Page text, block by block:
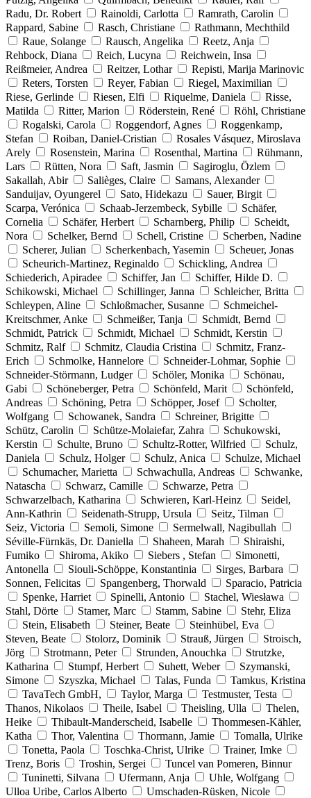
Radu, Dr. Robert
Rainoldi, Carlotta
Ramrath, Carolin
Rappard, Sabine
Rasch, Christiane
Rathmann, Mechthild
Raue, Solange
Rausch, Angelika
Reetz, Anja
Rehbock, Diana
Reich, Lucyna
Reichwein, Insa
Reißmeier, Andrea
Reitzer, Lothar
Repisti, Marija Marinovic
Reters, Torsten
Reyer, Fabian
Riegel, Maximilian
Riese, Gerlinde
Riesen, Elfi Riquelme, Daniela
Risse,
Matilda
Ritter, Marion Röderstein, René
Röhl, Christiane
Rogalski, Carola
Roggendorf, Agnes
Roggenkamp,
Stefan
Roiban, Daniel-Cristian
Rosales Vásquez, Miroslava
Arely
Rosenstein, Marina Rosenthal, Martina
Rühmann,
Lars
Rütten, Nora Saft, Jasmin
Sagiroglu, Özlem
Sakallah, Abir
Salièges, Claire
Samans, Alexander
Sanduijav, Oyungerel
Sato, Hidekazu
Sauer, Birgit
Scarpa, Verónica
Schaab-Jerzembeck, Sybille
Schäfer,
Cornelia
Schäfer, Herbert Scharnberg, Philip
Scheidt,
Nora
Schelker, Bernd Schell, Cristine
Scherben, Nadine
Scherer, Julian
Scherkenbach, Yasemin
Scheuer, Jonas
Scheurich-Martinez, Reginaldo
Schickling, Andrea
Schiederich, Apiradee
Schiffer, Jan
Schiffer, Hilde D.
Schikowski, Michael
Schillinger, Janna
Schleicher, Britta
Schleypen, Aline
Schloßmacher, Susanne
Schmeichel-
Kreitschmer, Anke
Schmeißer, Tanja
Schmidt, Bernd
Schmidt, Patrick
Schmidt, Michael
Schmidt, Kerstin
Schmitz, Ralf
Schmitz, Claudia Cristina
Schmitz, Franz-
Erich
Schmolke, Hannelore
Schneider-Lohmar, Sophie
Schneider-Störmann, Ludger
Schöler, Monika
Schönau,
Gabi
Schöneberger, Petra Schönfeld, Marit
Schönfeld,
Andreas
Schöning, Petra Schöpper, Josef
Scholter,
Wolfgang
Schowanek, Sandra
Schreiner, Brigitte
Schütz, Carolin
Schütze-Molaiefar, Zahra
Schukowski,
Kerstin
Schulte, Bruno Schultz-Rotter, Wilfried
Schulz,
Daniela
Schulz, Holger Schulz, Anica
Schulze, Michael
Schumacher, Marietta
Schwachulla, Andreas
Schwanke,
Natascha
Schwarz, Camille
Schwarze, Petra
Schwarzelbach, Katharina
Schwieren, Karl-Heinz
Seidel,
Ann-Kathrin
Seidenath-Strupp, Ursula
Seitz, Tilman
Seiz, Victoria
Semoli, Simone
Sermelwall, Nagibullah
Séville-Fürnkäs, Dr. Daniella
Shaheen, Marah
Shiraishi,
Fumiko
Shiroma, Akiko Siebers , Stefan
Simonetti,
Antonella
Siouli-Schöppe, Konstantinia
Sirges, Barbara
Sonnen, Felicitas
Spangenberg, Thorwald
Sparacio, Patricia
Spenke, Harriet
Spinelli, Antonio
Stachel, Wiesława
Stahl, Dörte
Stamer, Marc Stamm, Sabine
Stehr, Eliza
Stein, Elisabeth
Steiner, Beate
Steinhübel, Eva
Steven, Beate
Stolorz, Dominik Strauß, Jürgen
Stroisch,
Jörg
Strotmann, Peter Strunden, Anouchka
Strutzke,
Katharina
Stumpf, Herbert Suhett, Weber
Szymanski,
Simone
Szyszka, Michael Talas, Funda
Tamkus, Kristina
TavaTech GmbH,
Taylor, Marga
Testmuster, Testa
Thanos, Nikolaos
Theile, Isabel Theisling, Ulla
Thelen,
Heike
Thibault-Manderscheid, Isabelle
Thommesen-Kähler,
Katha
Thor, Valentina Thormann, Jamie
Tomalla, Ulrike
Tonetta, Paola
Toschka-Christ, Ulrike
Trainer, Imke
Trenz, Boris
Troshin, Sergei
Tuncel van Pomeren, Binnur
Tuninetti, Silvana
Ufermann, Anja
Uhle, Wolfgang
Ulloa Uribe, Carlos Alberto
Umschaden-Rüsken, Nicole